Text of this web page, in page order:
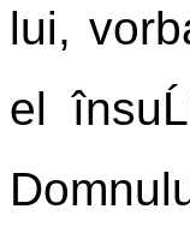
lui,
el